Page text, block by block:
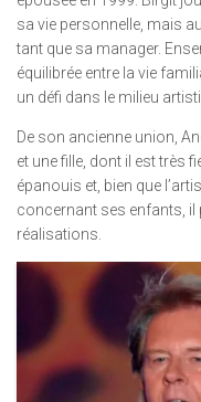
sa vie personnelle, mais
tant que sa manager.
équilibrée entre la vie
un défi dans le milieu
De son ancienne union,
et une fille, dont il est très
épanouis et, bien que
concernant ses enfants,
réalisations.